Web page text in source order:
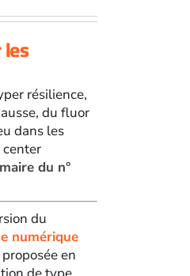
résilience,
du fluor
dans les
du n°
du
numérique
en